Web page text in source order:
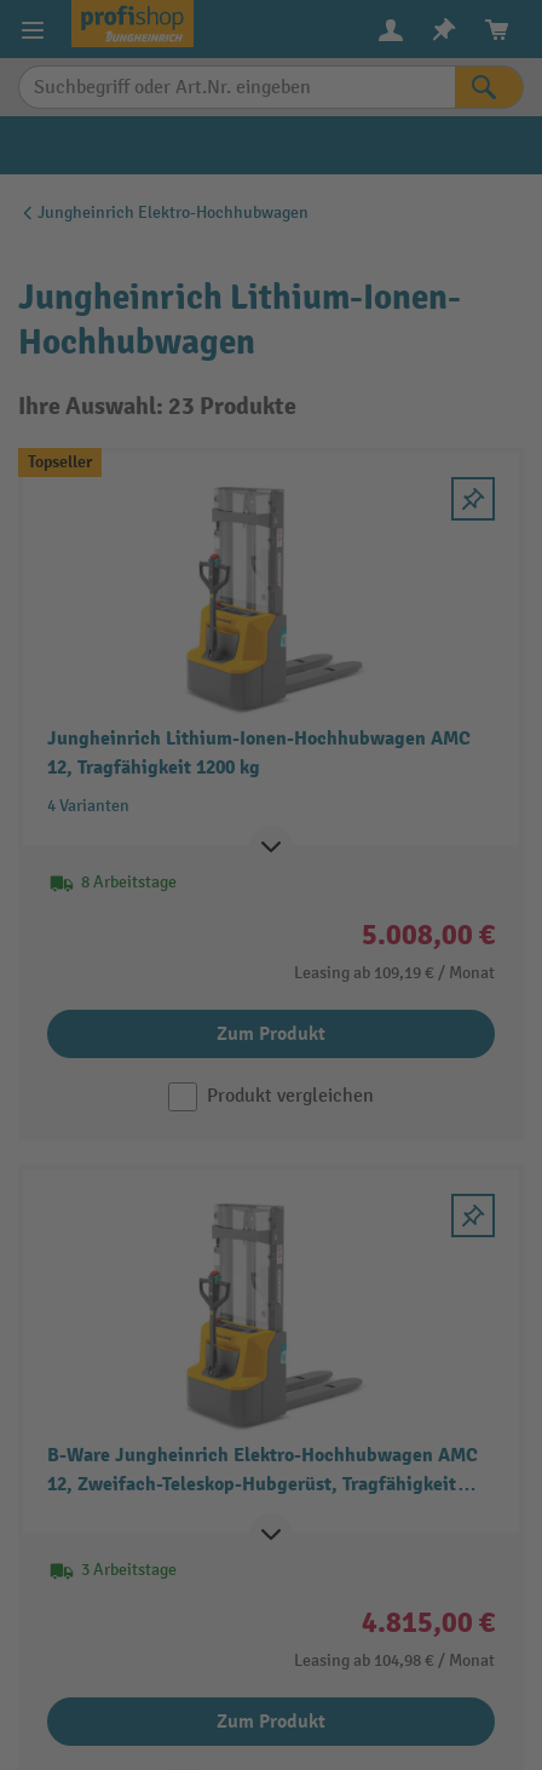
springen
Jungheinrich Elektro-Hochhubwagen
Jungheinrich Lithium-Ionen-
Hochhubwagen
Ihre Auswahl: 23 Produkte
Topseller
Jungheinrich Lithium-Ionen-Hochhubwagen AMC
12, Tragfähigkeit 1200 kg
4 Varianten
8 Arbeitstage
5.008,00 €
Leasing ab 109,19 € / Monat
Zum Produkt
Produkt vergleichen
B-Ware Jungheinrich Elektro-Hochhubwagen AMC
12, Zweifach-Teleskop-Hubgerüst, Tragfähigkeit
3 Arbeitstage
4.815,00 €
Leasing ab 104,98 € / Monat
Zum Produkt